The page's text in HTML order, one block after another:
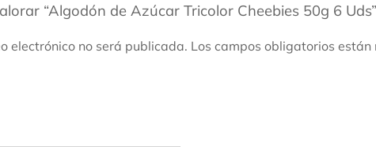
“Algodón de Azúcar Tricolor Cheebies 50g 6 Uds”
electrónico no será publicada. Los campos obligatorios están